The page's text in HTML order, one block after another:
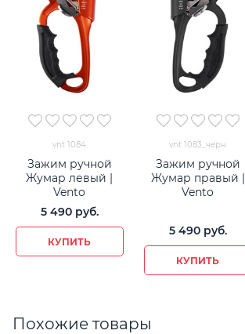
vnt 1084
Зажим ручной
Жумар левый |
Vento
5 490 руб.
КУПИТЬ
vnt 1083_черн
Зажим ручной
Жумар правый |
Vento
5 490 руб.
КУПИТЬ
Похожие товары